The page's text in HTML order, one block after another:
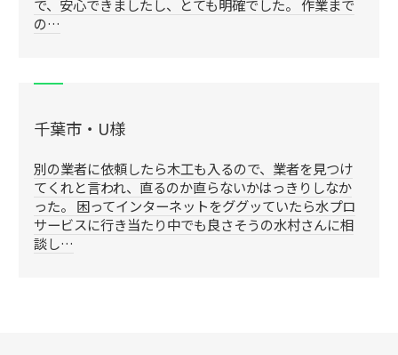
で、安心できましたし、とても明確でした。 作業まで
の…
千葉市・U様
別の業者に依頼したら木工も入るので、業者を見つけ
てくれと言われ、直るのか直らないかはっきりしなか
った。 困ってインターネットをググッていたら水プロ
サービスに行き当たり中でも良さそうの水村さんに相
談し…